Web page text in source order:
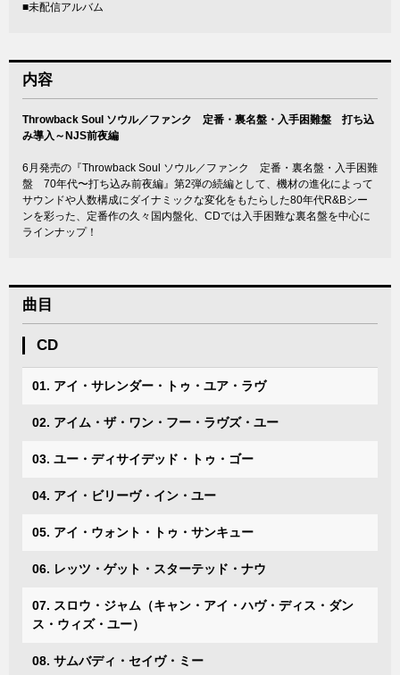
■未配信アルバム
内容
Throwback Soul ソウル／ファンク 定番・裏名盤・入手困難盤 打ち込
み導入～NJS前夜編
6月発売の『Throwback Soul ソウル／ファンク 定番・裏名盤・入手困難
盤 70年代〜打ち込み前夜編』第2弾の続編として、機材の進化によって
サウンドや人数構成にダイナミックな変化をもたらした80年代R&Bシー
ンを彩った、定番作の久々国内盤化、CDでは入手困難な裏名盤を中心に
ラインナップ！
曲目
CD
01. アイ・サレンダー・トゥ・ユア・ラヴ
02. アイム・ザ・ワン・フー・ラヴズ・ユー
03. ユー・ディサイデッド・トゥ・ゴー
04. アイ・ビリーヴ・イン・ユー
05. アイ・ウォント・トゥ・サンキュー
06. レッツ・ゲット・スターテッド・ナウ
07. スロウ・ジャム（キャン・アイ・ハヴ・ディス・ダン
ス・ウィズ・ユー）
08. サムバディ・セイヴ・ミー